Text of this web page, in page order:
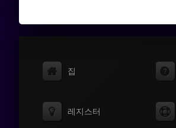
집
레지스터